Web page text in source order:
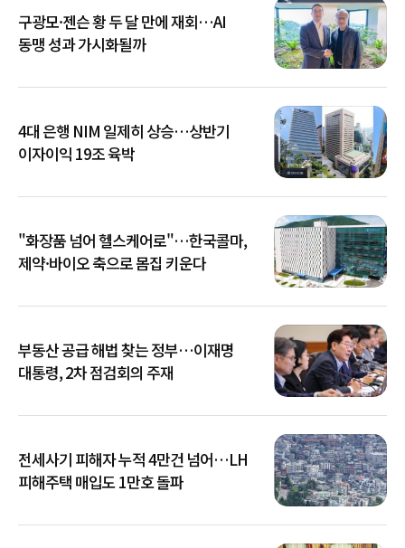
구광모·젠슨 황 두 달 만에 재회…AI
동맹 성과 가시화될까
4대 은행 NIM 일제히 상승…상반기
이자이익 19조 육박
"화장품 넘어 헬스케어로"…한국콜마,
제약·바이오 축으로 몸집 키운다
부동산 공급 해법 찾는 정부…이재명
대통령, 2차 점검회의 주재
전세사기 피해자 누적 4만건 넘어…LH
피해주택 매입도 1만호 돌파